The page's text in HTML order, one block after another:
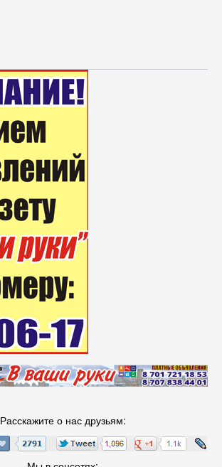
Расскажите о нас друзьям: